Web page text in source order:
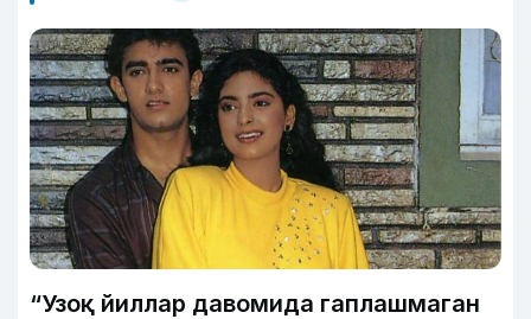
“Узоқ йиллар давомида гаплашмаган